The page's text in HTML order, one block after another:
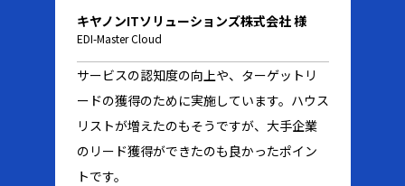
キヤノンITソリューションズ株式会社 様
EDI-Master Cloud
サービスの認知度の向上や、ターゲットリ
ードの獲得のために実施しています。ハウス
リストが増えたのもそうですが、大手企業
のリード獲得ができたのも良かったポイン
トです。